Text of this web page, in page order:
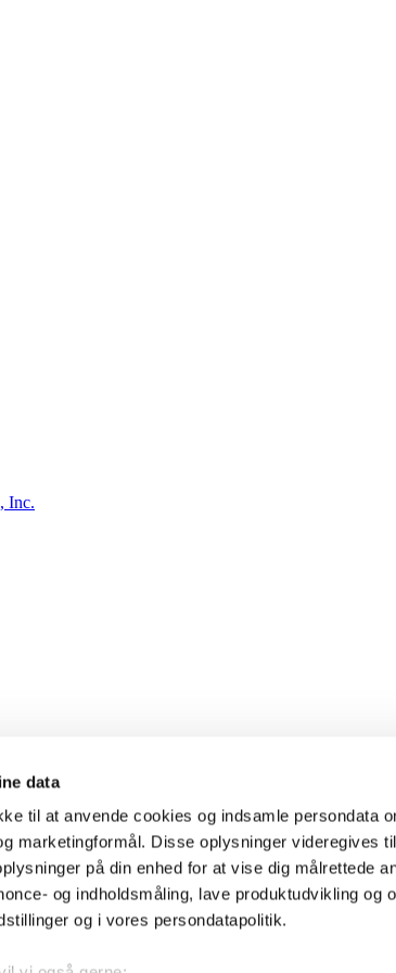
data
til at anvende cookies og indsamle persondata
marketingformål. Disse oplysninger videregives
på din enhed for at vise dig målrettede
og indholdsmåling, lave produktudvikling og
og i vores persondatapolitik.
Inc.